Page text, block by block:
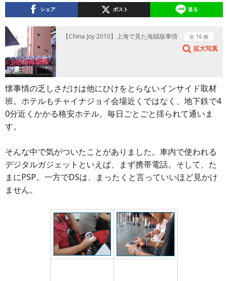
シェア ポスト 送る
【China Joy 2010】上海で見た海賊版事情 全 16 枚
拡大写真
懐事情の乏しさだけは他にひけをとらないインサイド取材
班。ホテルもチャイナジョイ会場近くではなく、地下鉄で4
0分近くかかる格安ホテル。毎日ごとごと揺られて通いま
す。
そんな中で気がついたことがありました。車内で使われる
デジタルガジェットといえば、まず携帯電話。そして、た
まにPSP。一方でDSは、まったくと言っていいほど見かけ
ません。